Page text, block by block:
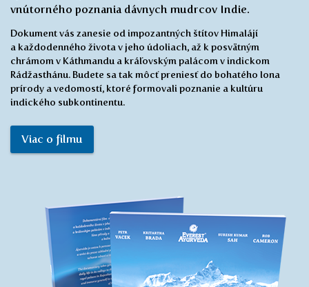
Dokument vás zanesie od impozantných štítov Himalájí
chrámom v Káthmandu a kráľovským palácom v indickom
Rádžasthánu. Budete sa tak môcť preniesť do bohatého lona
prírody a vedomostí, ktoré formovali poznanie a kultúru
indického subkontinentu.